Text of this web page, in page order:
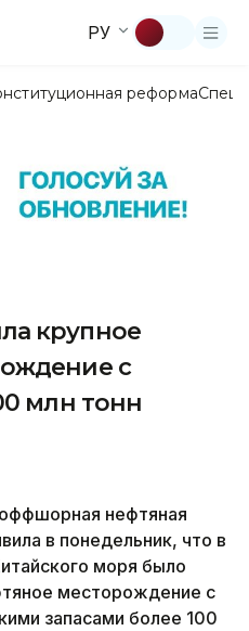
РУ
реформа
крупное
с
млн тонн
нефтяная
в понедельник, что в
моря было
месторождение с
запасами более 100